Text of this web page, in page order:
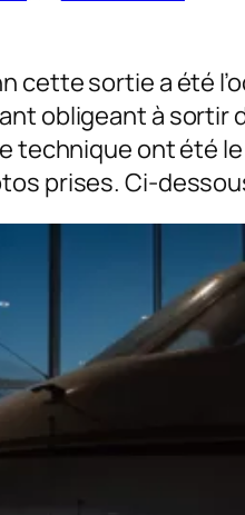
cette sortie a été
obligeant à sortir
technique ont été
prises. Ci-